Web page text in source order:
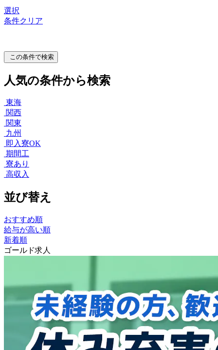
選択
条件クリア
この条件で検索
人気の条件から検索
東海
関西
関東
九州
即入寮OK
期間工
寮あり
高収入
並び替え
おすすめ順
給与が高い順
新着順
ゴールド求人